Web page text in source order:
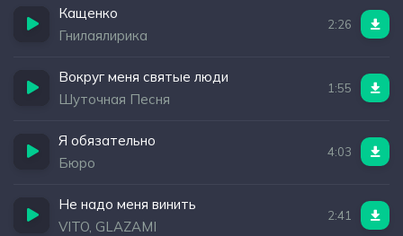
Кащенко
Гнилаялирика
2:26
Вокруг меня святые люди
Шуточная Песня
1:55
Я обязательно
Бюро
4:03
Не надо меня винить
VITO, GLAZAMI
2:41